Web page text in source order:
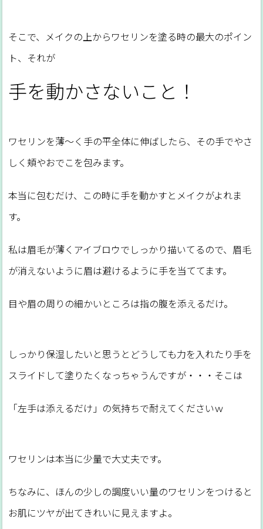
そこで、メイクの上からワセリンを塗る時の最大のポイン
ト、それが
手を動かさないこと！
ワセリンを薄～く手の平全体に伸ばしたら、その手でやさ
しく頬やおでこを包みます。
本当に包むだけ、この時に手を動かすとメイクがよれま
す。
私は眉毛が薄くアイブロウでしっかり描いてるので、眉毛
が消えないように眉は避けるように手を当ててます。
目や眉の周りの細かいところは指の腹を添えるだけ。
しっかり保湿したいと思うとどうしても力を入れたり手を
スライドして塗りたくなっちゃうんですが・・・そこは
「左手は添えるだけ」の気持ちで耐えてくださいｗ
ワセリンは本当に少量で大丈夫です。
ちなみに、ほんの少しの調度いい量のワセリンをつけると
お肌にツヤが出てきれいに見えますよ。